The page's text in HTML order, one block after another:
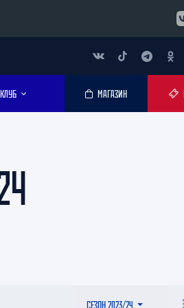
КЛУБ МАГАЗИН
СЕЗОН 2023/24